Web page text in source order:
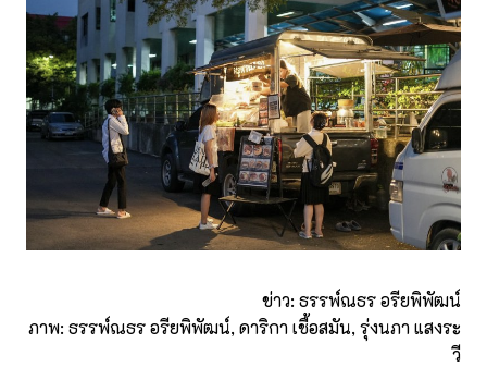
ข่าว: ธรรพ์ณธร อรียพิพัฒน์
ภาพ: ธรรพ์ณธร อรียพิพัฒน์, ดาริกา เชื้อสมัน, รุ่งนภา แสงระ
วี